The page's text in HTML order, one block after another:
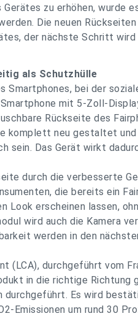
zu erhöhen, wurde
Die neuen Rückseiten
der nächste Schritt
als Schutzhülle
Smartphones, bei der
mit 5-Zoll-
Rückseite des
komplett neu gestaltet und
sein. Das Gerät wirkt
durch die verbesserte
die bereits ein
Look erscheinen lassen,
wird auch die Kamera
werden in den
(LCA), durchgeführt vom
in die richtige Richtung
durchgeführt. Es wird
Emissionen um rund 30